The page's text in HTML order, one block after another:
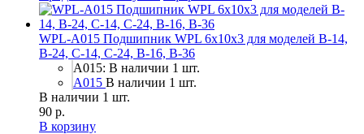
WPL-A015 Подшипник WPL 6x10x3 для моделей B-14,
B-24, C-14, C-24, B-16, B-36
A015: В наличии 1 шт.
A015 В наличии 1 шт.
В наличии 1 шт.
90 р.
В корзину